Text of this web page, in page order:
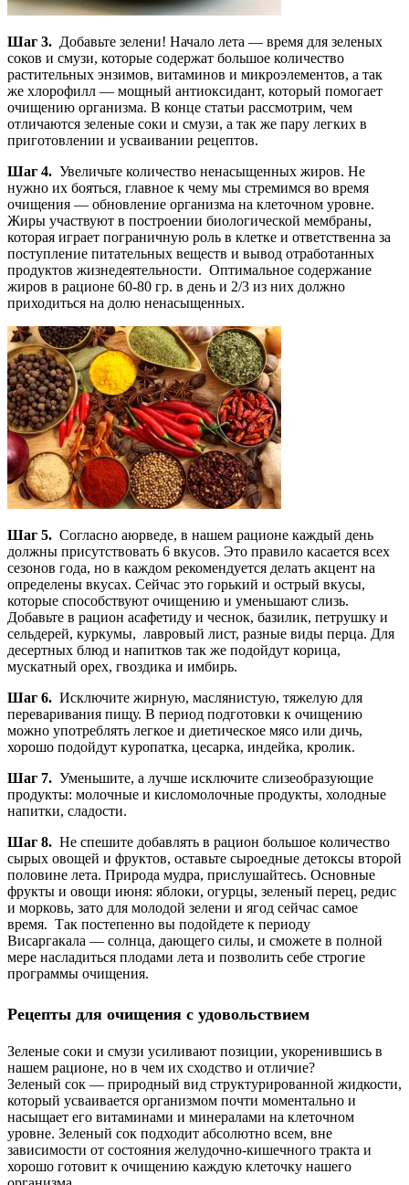
Шаг 3. Добавьте зелени! Начало лета — время для зеленых
соков и смузи, которые содержат большое количество
растительных энзимов, витаминов и микроэлементов, а так
же хлорофилл — мощный антиоксидант, который помогает
очищению организма. В конце статьи рассмотрим, чем
отличаются зеленые соки и смузи, а так же пару легких в
приготовлении и усваивании рецептов.
Шаг 4. Увеличьте количество ненасыщенных жиров. Не
нужно их бояться, главное к чему мы стремимся во время
очищения — обновление организма на клеточном уровне.
Жиры участвуют в построении биологической мембраны,
которая играет пограничную роль в клетке и ответственна за
поступление питательных веществ и вывод отработанных
продуктов жизнедеятельности. Оптимальное содержание
жиров в рационе 60-80 гр. в день и 2/3 из них должно
приходиться на долю ненасыщенных.
Шаг 5. Согласно аюрведе, в нашем рационе каждый день
должны присутствовать 6 вкусов. Это правило касается всех
сезонов года, но в каждом рекомендуется делать акцент на
определены вкусах. Сейчас это горький и острый вкусы,
которые способствуют очищению и уменьшают слизь.
Добавьте в рацион асафетиду и чеснок, базилик, петрушку и
сельдерей, куркумы, лавровый лист, разные виды перца. Для
десертных блюд и напитков так же подойдут корица,
мускатный орех, гвоздика и имбирь.
Шаг 6. Исключите жирную, маслянистую, тяжелую для
переваривания пищу. В период подготовки к очищению
можно употреблять легкое и диетическое мясо или дичь,
хорошо подойдут куропатка, цесарка, индейка, кролик.
Шаг 7. Уменьшите, а лучше исключите слизеобразующие
продукты: молочные и кисломолочные продукты, холодные
напитки, сладости.
Шаг 8. Не спешите добавлять в рацион большое количество
сырых овощей и фруктов, оставьте сыроедные детоксы второй
половине лета. Природа мудра, прислушайтесь. Основные
фрукты и овощи июня: яблоки, огурцы, зеленый перец, редис
и морковь, зато для молодой зелени и ягод сейчас самое
время. Так постепенно вы подойдете к периоду
Висаргакала — солнца, дающего силы, и сможете в полной
мере насладиться плодами лета и позволить себе строгие
программы очищения.
Рецепты для очищения с удовольствием
Зеленые соки и смузи усиливают позиции, укоренившись в
нашем рационе, но в чем их сходство и отличие?
Зеленый сок — природный вид структурированной жидкости,
который усваивается организмом почти моментально и
насыщает его витаминами и минералами на клеточном
уровне. Зеленый сок подходит абсолютно всем, вне
зависимости от состояния желудочно-кишечного тракта и
хорошо готовит к очищению каждую клеточку нашего